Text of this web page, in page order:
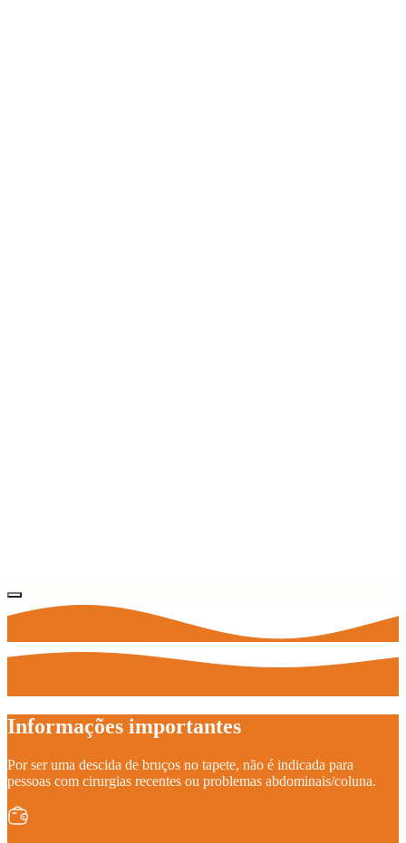
Informações importantes
Por ser uma descida de bruços no tapete, não é indicada para
pessoas com cirurgias recentes ou problemas abdominais/coluna.